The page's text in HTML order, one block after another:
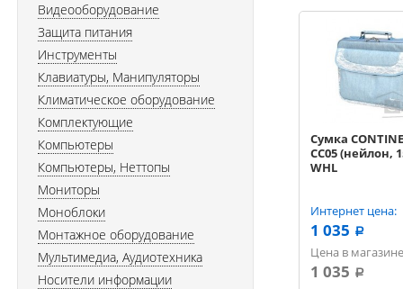
Сумка
CC05 (нейлон,
WHL
Интернет цена:
1 035 a
Цена в
1 035 a
Видеооборудование
Защита питания
Инструменты
Клавиатуры, Манипуляторы
Климатическое оборудование
Комплектующие
Компьютеры
Компьютеры, Неттопы
Мониторы
Моноблоки
Монтажное оборудование
Мультимедиа, Аудиотехника
Носители информации